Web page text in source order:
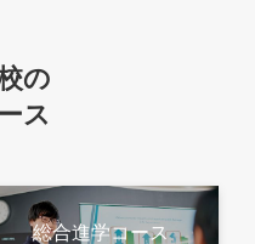
の
ス
総合進学コース